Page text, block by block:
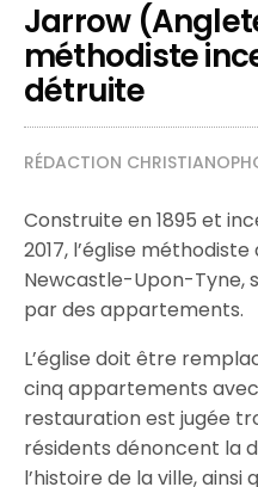
Jarrow
méthodiste
détruite
RÉDACTION
Construite en 1895 et
2017, l’église
Newcastle-Upon-Tyne,
par des appartements.
L’église doit être
cinq appartements
restauration est jugée
résidents dénoncent la
l’histoire de la ville, ainsi